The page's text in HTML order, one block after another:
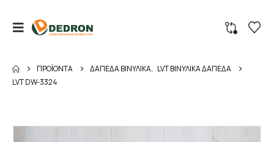
ΠΡΟΪΌΝΤΑ ΔΑΠΕΔΑ ΒΙΝΥΛΙΚΑ, LVT ΒΙΝΥΛΙΚΑ ΔΑΠΕΔΑ
LVT DW-3324